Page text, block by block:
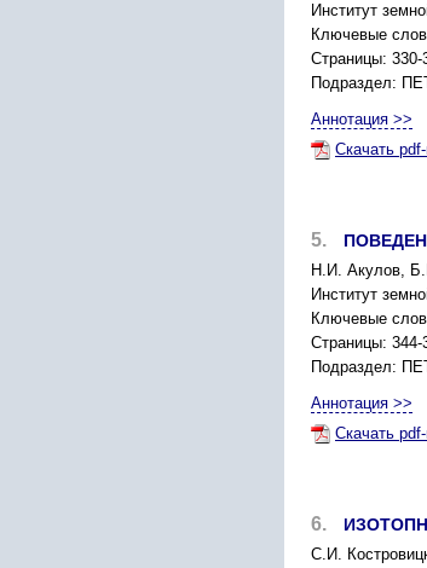
Инcтитут
Ключевые
Страницы: 330-
Подраздел:
Аннотация >>
Скачать
5.
Н.И. Акулов,
Инcтитут
Ключевые
Страницы: 344-
Подраздел:
Аннотация >>
Скачать
6.
C.И.